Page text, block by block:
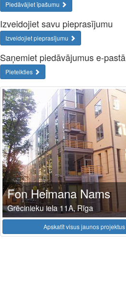
Piedāvājiet īpašumu
Izveidojiet savu pieprasījumu
Izveidojiet pieprasījumu
Saņemiet piedāvājumus e-pastā
Pieteikties
Fon Heimana Nams
Grēcinieku iela 11A, Rīga
Apskatīt visus jaunos projektus